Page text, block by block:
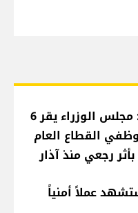
معلومات للـLBCI: مجلس الوزراء يقر 6
القطاع العام
رجعي منذ آذار
عملاً أمنياً